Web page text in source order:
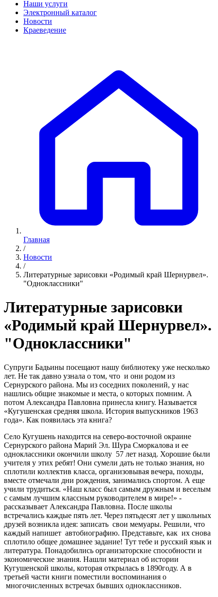
Наши услуги
Электронный каталог
Новости
Краеведение
Главная
/
Новости
/
Литературные зарисовки «Родимый край Шернурвел».
"Одноклассники"
Литературные зарисовки
«Родимый край Шернурвел».
"Одноклассники"
Супруги Бадьины посещают нашу библиотеку уже несколько
лет. Не так давно узнала о том, что и они родом из
Сернурского района. Мы из соседних поколений, у нас
нашлись общие знакомые и места, о которых помним. А
потом Александра Павловна принесла книгу. Называется
«Кугушенская средняя школа. История выпускников 1963
года». Как появилась эта книга?
Село Кугушень находится на северо-восточной окраине
Сернурского района Марий Эл. Шура Сморкалова и ее
одноклассники окончили школу 57 лет назад. Хорошие были
учителя у этих ребят! Они сумели дать не только знания, но
сплотили коллектив класса, организовывая вечера, походы,
вместе отмечали дни рождения, занимались спортом. А еще
учили трудиться. «Наш класс был самым дружным и веселым
с самым лучшим классным руководителем в мире!» -
рассказывает Александра Павловна. После школы
встречались каждые пять лет. Через пятьдесят лет у школьных
друзей возникла идея: записать свои мемуары. Решили, что
каждый напишет автобиографию. Представьте, как их снова
сплотило общее домашнее задание! Тут тебе и русский язык и
литература. Понадобились организаторские способности и
экономические знания. Нашли материал об истории
Кугушенской школы, которая открылась в 1890году. А в
третьей части книги поместили воспоминания о
многочисленных встречах бывших одноклассников.